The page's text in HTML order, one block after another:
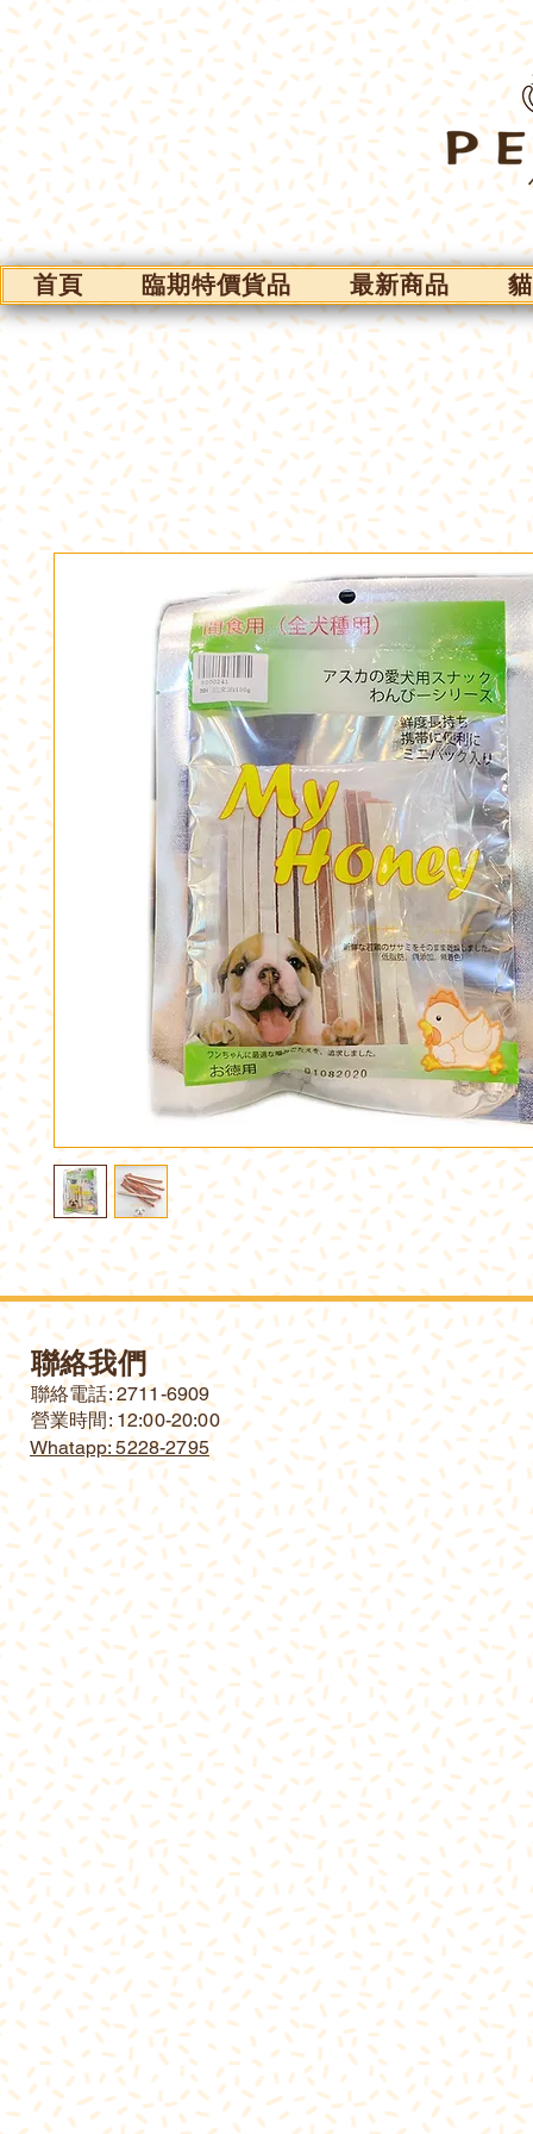
首頁 臨期特價貨品 最新商品
聯絡我們
​聯絡電話: 2711-6909
營業時間: 12:00-20:00
Whatapp: 5228-2795